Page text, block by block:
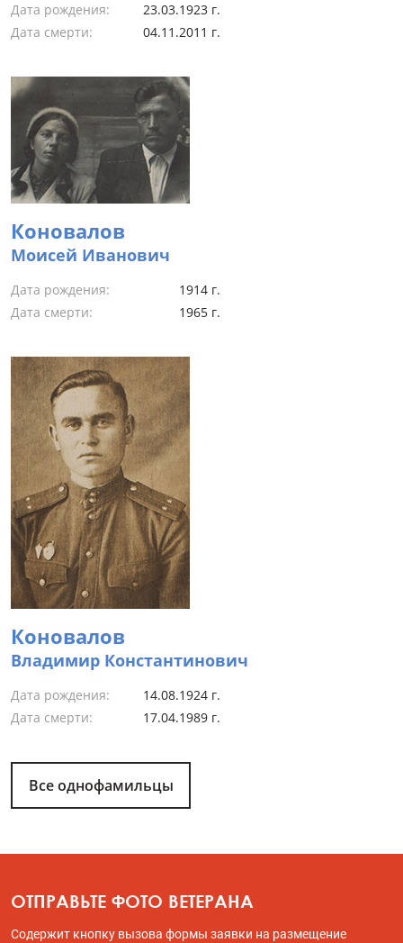
Дата рождения:
23.03.1923 г.
Дата смерти:
04.11.2011 г.
Коновалов
Моисей Иванович
Дата рождения:
1914 г.
Дата смерти:
1965 г.
Коновалов
Владимир Константинович
Дата рождения:
14.08.1924 г.
Дата смерти:
17.04.1989 г.
Все однофамильцы
ОТПРАВЬТЕ ФОТО ВЕТЕРАНА
Содержит кнопку вызова формы заявки на размещение